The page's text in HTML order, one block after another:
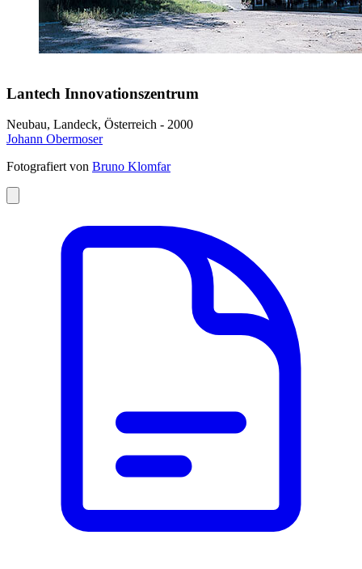
Lantech Innovationszentrum
Neubau, Landeck, Österreich - 2000
Johann Obermoser
Fotografiert von Bruno Klomfar